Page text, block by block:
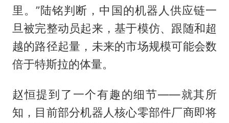
里。”陆铭判断，中国的机器人供应链一
旦被完整动员起来，基于模仿、跟随和超
越的路径起量，未来的市场规模可能会数
倍于特斯拉的体量。
赵恒提到了一个有趣的细节——就其所
知，目前部分机器人核心零部件厂商即将